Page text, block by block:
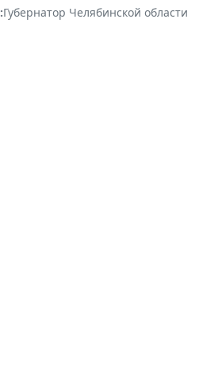
Губернатор Челябинской области